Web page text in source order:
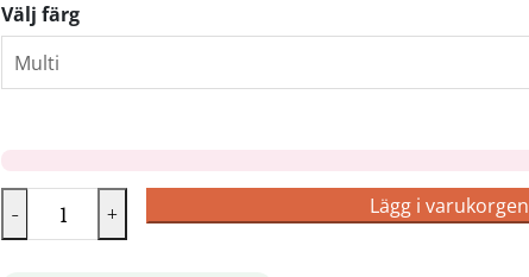
Välj färg
- + Lägg i varukorgen